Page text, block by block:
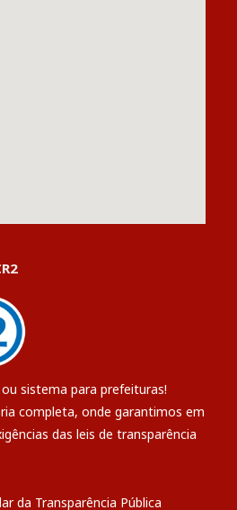
ou sistema para prefeituras!
completa, onde garantimos em
das leis de transparência
da Transparência Pública